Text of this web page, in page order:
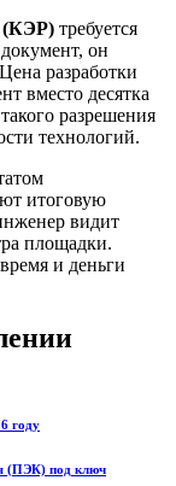
(КЭР) требуется
он
разработки
вместо десятка
разрешения
технологий.
итоговую
видит
площадки.
и деньги
году
(ПЭК) под ключ